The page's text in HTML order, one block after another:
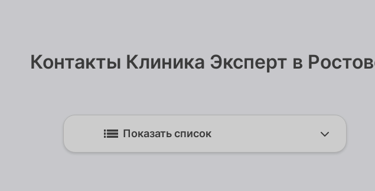
Контакты Клиника Эксперт в
Показать список